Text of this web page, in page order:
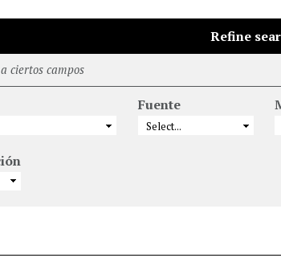
Refine
ciertos campos
Fuente